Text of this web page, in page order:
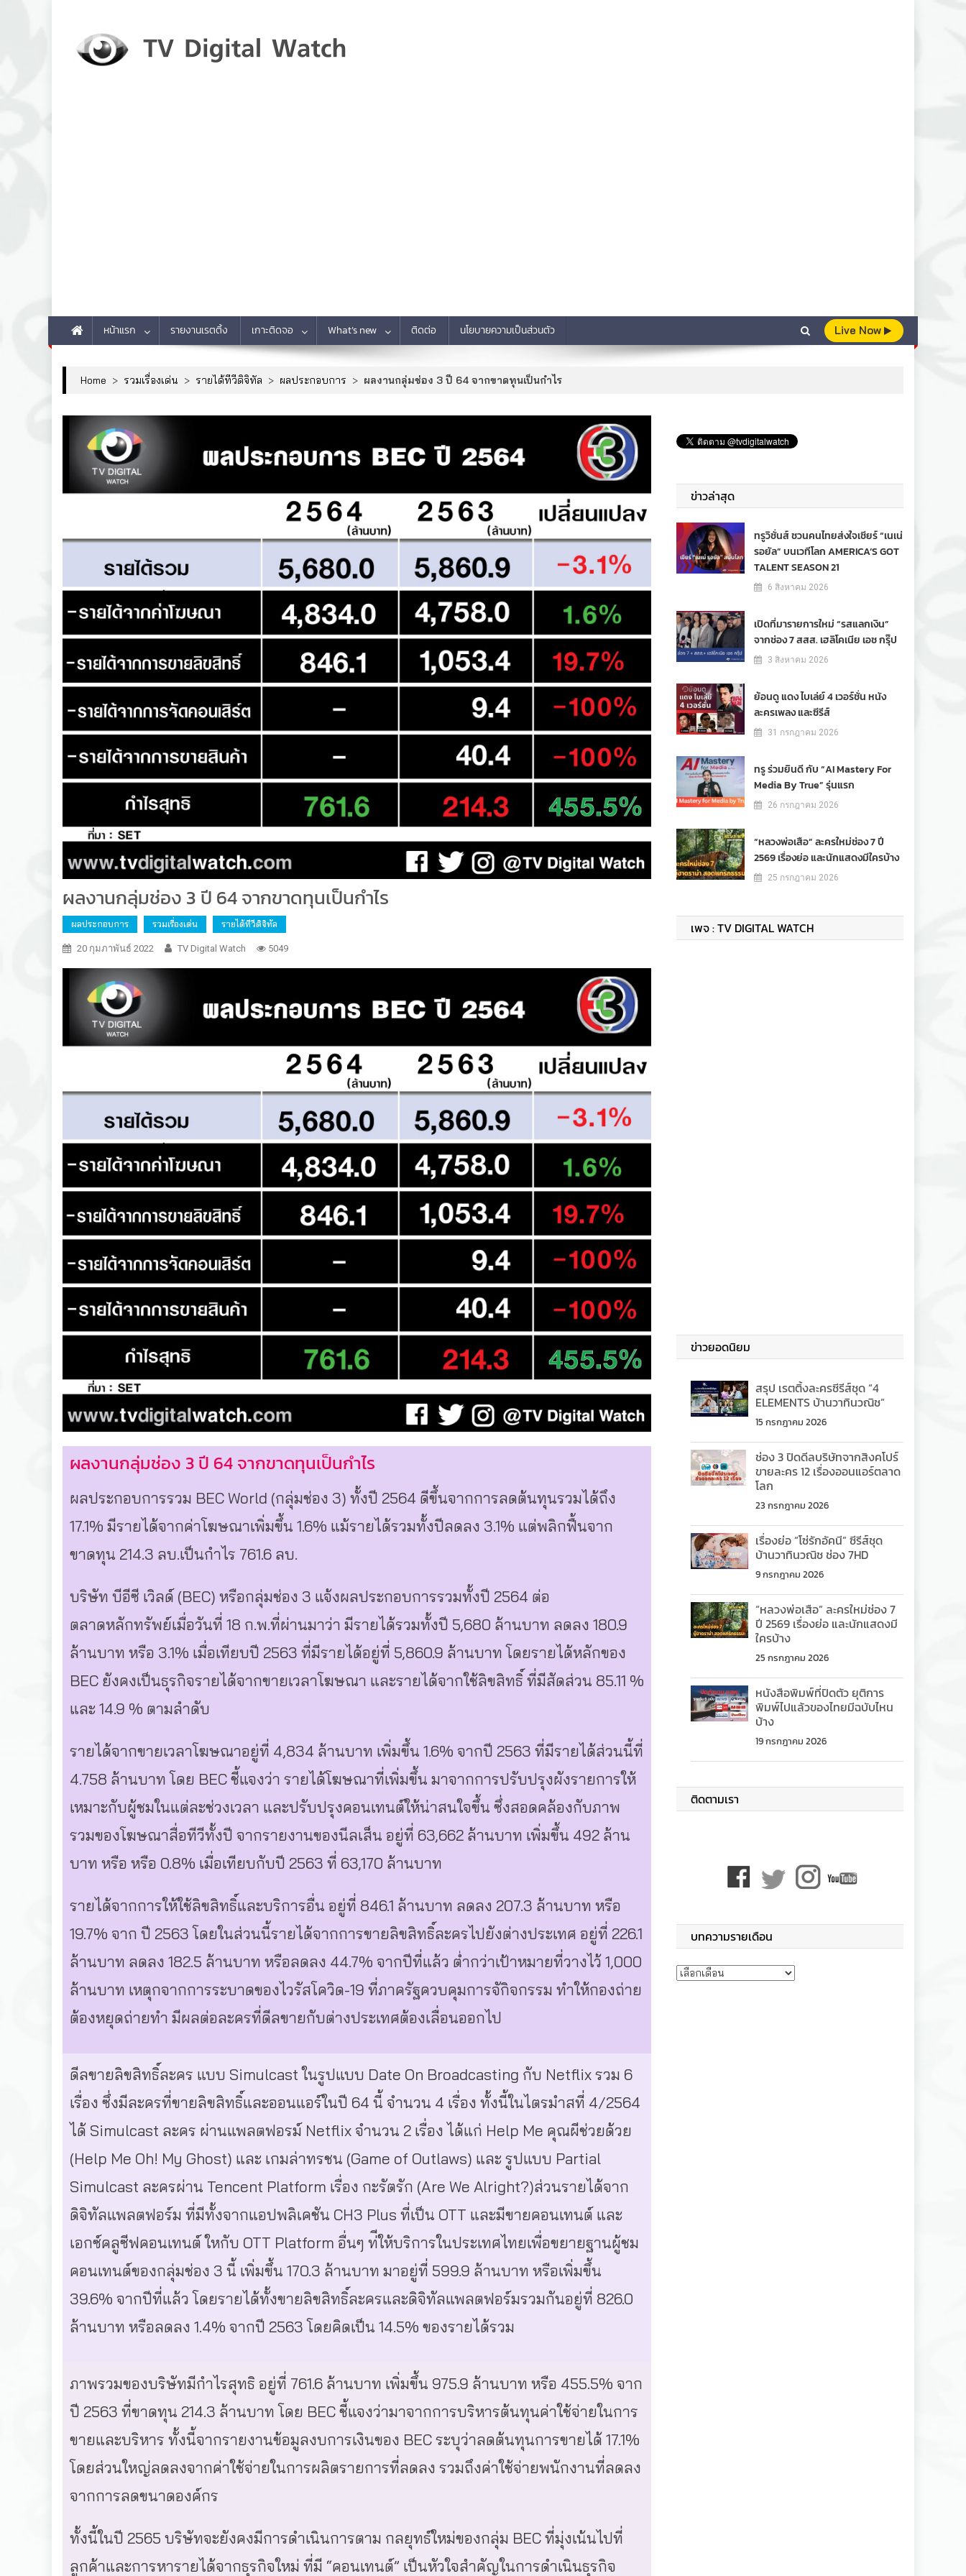
หน้าแรก รายงานเรตติ้ง เกาะติดจอ What’s new ติดต่อ นโยบายความเป็นส่วนตัว Live Now
Home > รวมเรื่องเด่น > รายได้ทีวีดิจิทัล > ผลประกอบการ > ผลงานกลุ่มช่อง 3 ปี 64 จากขาดทุนเป็นกำไร
ผลงานกลุ่มช่อง 3 ปี 64 จากขาดทุนเป็นกำไร
ผลประกอบการ รวมเรื่องเด่น รายได้ทีวีดิจิทัล
20 กุมภาพันธ์ 2022 TV Digital Watch 5049
ผลงานกลุ่มช่อง 3 ปี 64 จากขาดทุนเป็นกำไร
ผลประกอบการรวม BEC World (กลุ่มช่อง 3) ทั้งปี 2564 ดีขึ้นจากการลดต้นทุนรวมได้ถึง
17.1% มีรายได้จากค่าโฆษณาเพิ่มขึ้น 1.6% แม้รายได้รวมทั้งปีลดลง 3.1% แต่พลิกฟื้นจาก
ขาดทุน 214.3 ลบ.เป็นกำไร 761.6 ลบ.
บริษัท บีอีซี เวิลด์ (BEC) หรือกลุ่มช่อง 3 แจ้งผลประกอบการรวมทั้งปี 2564 ต่อ
ตลาดหลักทรัพย์เมื่อวันที่ 18 ก.พ.ที่ผ่านมาว่า มีรายได้รวมทั้งปี 5,680 ล้านบาท ลดลง 180.9
ล้านบาท หรือ 3.1% เมื่อเทียบปี 2563 ที่มีรายได้อยู่ที่ 5,860.9 ล้านบาท โดยรายได้หลักของ
BEC ยังคงเป็นธุรกิจรายได้จากขายเวลาโฆษณา และรายได้จากใช้ลิขสิทธิ์ ที่มีสัดส่วน 85.11 %
และ 14.9 % ตามลำดับ
รายได้จากขายเวลาโฆษณาอยู่ที่ 4,834 ล้านบาท เพิ่มขึ้น 1.6% จากปี 2563 ที่มีรายได้ส่วนนี้ที่
4.758 ล้านบาท โดย BEC ชี้แจงว่า รายได้โฆษณาที่เพิ่มขึ้น มาจากการปรับปรุงผังรายการให้
เหมาะกับผู้ชมในแต่ละช่วงเวลา และปรับปรุงคอนเทนต์ให้น่าสนใจขึ้น ซึ่งสอดคล้องกับภาพ
รวมของโฆษณาสื่อทีวีทั้งปี จากรายงานของนีลเส็น อยู่ที่ 63,662 ล้านบาท เพิ่มขึ้น 492 ล้าน
บาท หรือ หรือ 0.8% เมื่อเทียบกับปี 2563 ที่ 63,170 ล้านบาท
รายได้จากการให้ใช้ลิขสิทธิ์และบริการอื่น อยู่ที่ 846.1 ล้านบาท ลดลง 207.3 ล้านบาท หรือ
19.7% จาก ปี 2563 โดยในส่วนนี้รายได้จากการขายลิขสิทธิ์ละครไปยังต่างประเทศ อยู่ที่ 226.1
ล้านบาท ลดลง 182.5 ล้านบาท หรือลดลง 44.7% จากปีที่แล้ว ต่ำกว่าเป้าหมายที่วางไว้ 1,000
ล้านบาท เหตุกจากการระบาดของไวรัสโควิด-19 ที่ภาครัฐควบคุมการจักิจกรรม ทำให้กองถ่าย
ต้องหยุดถ่ายทำ มีผลต่อละครที่ดีลขายกับต่างประเทศต้องเลื่อนออกไป
ดีลขายลิขสิทธิ์ละคร แบบ Simulcast ในรูปแบบ Date On Broadcasting กับ Netflix รวม 6
เรื่อง ซึ่งมีละครที่ขายลิขสิทธิ์และออนแอร์ในปี 64 นี้ จำนวน 4 เรื่อง ทั้งนี้ในไตรมําสที่ 4/2564
ได้ Simulcast ละคร ผ่านแพลตฟอรม์ Netflix จำนวน 2 เรื่อง ได้แก่ Help Me คุณผีช่วยด้วย
(Help Me Oh! My Ghost) และ เกมล่าทรชน (Game of Outlaws) และ รูปแบบ Partial
Simulcast ละครผ่าน Tencent Platform เรื่อง กะรัตรัก (Are We Alright?)ส่วนรายได้จาก
ดิจิทัลแพลตฟอร์ม ที่มีทั้งจากแอปพลิเคชัน CH3 Plus ที่เป็น OTT และมีขายคอนเทนต์ และ
เอกซ์คลูซีฟคอนเทนต์ ใหกับ OTT Platform อื่นๆ ท่ีให้บริการในประเทศไทยเพื่อขยายฐานผู้ชม
คอนเทนต์ของกลุ่มช่อง 3 นี้ เพิ่มขึ้น 170.3 ล้านบาท มาอยู่ที่ 599.9 ล้านบาท หรือเพิ่มขึ้น
39.6% จากปีที่แล้ว โดยรายได้ทั้งขายลิขสิทธิ์ละครและดิจิทัลแพลตฟอร์มรวมกันอยู่ที่ 826.0
ล้านบาท หรือลดลง 1.4% จากปี 2563 โดยคิดเป็น 14.5% ของรายได้รวม
ภาพรวมของบริษัทมีกำไรสุทธิ อยู่ที่ 761.6 ล้านบาท เพิ่มขึ้น 975.9 ล้านบาท หรือ 455.5% จาก
ปี 2563 ที่ขาดทุน 214.3 ล้านบาท โดย BEC ชี้แจงว่ามาจากการบริหารต้นทุนค่าใช้จ่ายในการ
ขายและบริหาร ทั้งนี้จากรายงานข้อมูลงบการเงินของ BEC ระบุว่าลดต้นทุนการขายได้ 17.1%
โดยส่วนใหญ่ลดลงจากค่าใช้จ่ายในการผลิตรายการที่ลดลง รวมถึงค่าใช้จ่ายพนักงานที่ลดลง
จากการลดขนาดองค์กร
ทั้งนี้ในปี 2565 บริษัทจะยังคงมีการดําเนินการตาม กลยุทธ์ใหม่ของกลุ่ม BEC ที่มุ่งเน้นไปที่
ลูกค้าและการหารายได้จากธุรกิจใหม่ ที่มี “คอนเทนต์” เป็นหัวใจสำคัญในการดำเนินธุรกิจ
ข่าวล่าสุด
ทรูวิชั่นส์ ชวนคนไทยส่งใจเชียร์ “เนเน่
รอยัล” บนเวทีโลก AMERICA’S GOT
TALENT SEASON 21
6 สิงหาคม 2026
เปิดที่มารายการใหม่ “รสแลกเงิน”
จากช่อง 7 สสส. เฮลิโคเนีย เอช กรุ๊ป
3 สิงหาคม 2026
ย้อนดู แดง ไบเล่ย์ 4 เวอร์ชั่น หนัง
ละครเพลง และซีรีส์
31 กรกฎาคม 2026
ทรู ร่วมยินดี กับ “AI Mastery For
Media By True” รุ่นแรก
26 กรกฎาคม 2026
“หลวงพ่อเสือ” ละครใหม่ช่อง 7 ปี
2569 เรื่องย่อ และนักแสดงมีใครบ้าง
25 กรกฎาคม 2026
เพจ : TV DIGITAL WATCH
ข่าวยอดนิยม
สรุป เรตติ้งละครซีรีส์ชุด “4
ELEMENTS บ้านวาทินวณิช”
15 กรกฎาคม 2026
ช่อง 3 ปิดดีลบริษัทจากสิงคโปร์
ขายละคร 12 เรื่องออนแอร์ตลาด
โลก
23 กรกฎาคม 2026
เรื่องย่อ “โซ่รักอัคนี” ซีรีส์ชุด
บ้านวาทินวณิช ช่อง 7HD
9 กรกฎาคม 2026
“หลวงพ่อเสือ” ละครใหม่ช่อง 7
ปี 2569 เรื่องย่อ และนักแสดงมี
ใครบ้าง
25 กรกฎาคม 2026
หนังสือพิมพ์ที่ปิดตัว ยุติการ
พิมพ์ไปแล้วของไทยมีฉบับไหน
บ้าง
19 กรกฎาคม 2026
ติดตามเรา
บทความรายเดือน
บทความรายเดือน